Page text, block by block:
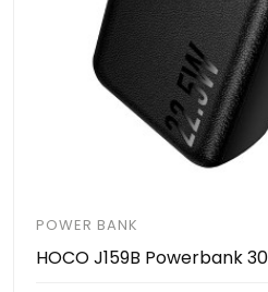
POWER BANK